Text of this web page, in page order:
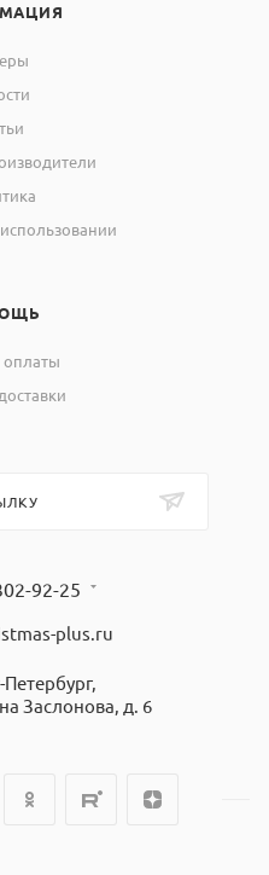
оплаты
92-25
plus.ru
Петербург,
Заслонова, д. 6